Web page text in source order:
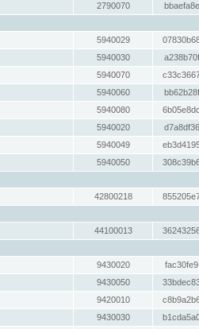
2790070
5940029
5940030
5940070
5940060
5940080
5940020
5940049
5940050
42800218
44100013
9430020
9430050
9420010
9430030